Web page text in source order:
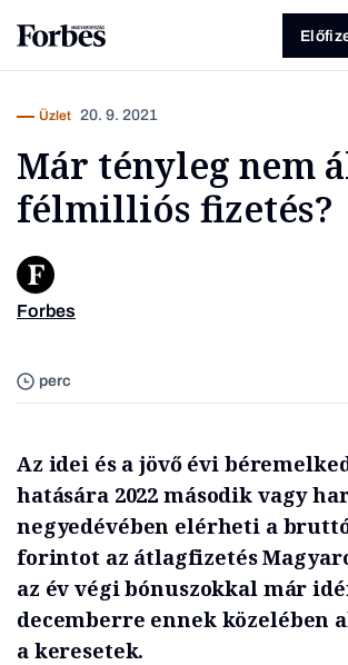
perc
Üzlet 20. 9. 2021
Már tényleg nem
félmilliós fizetés?
Forbes
Az idei és a jövő évi
hatására 2022 második vagy
negyedévében elérheti a
forintot az átlagfizetés
az év végi bónuszokkal már
decemberre ennek közelében
a keresetek.